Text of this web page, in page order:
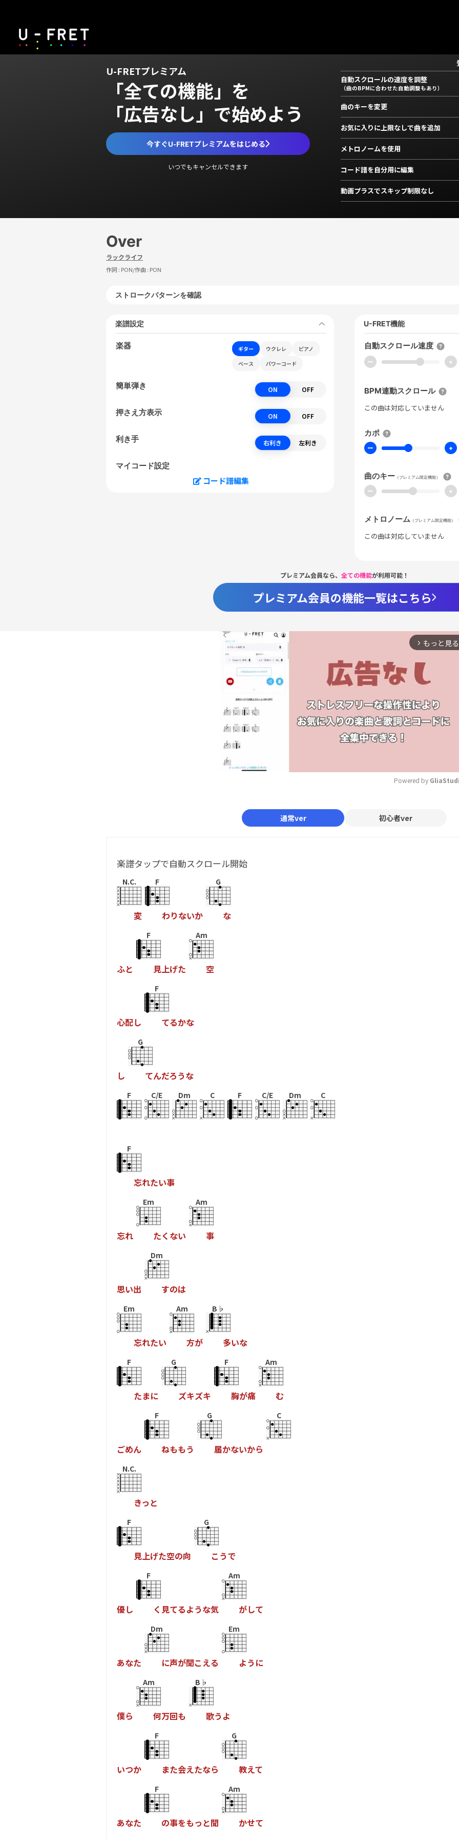
U-FRETプレミアム
「全ての機能」を
「広告なし」で始めよう
今すぐU-FRETプレミアムをはじめる
いつでもキャンセルできます
自動スクロールの速度を調整
（曲のBPMに合わせた自動調整もあり）
曲のキーを変更
お気に入りに上限なしで曲を追加
メトロノームを使用
コード譜を自分用に編集
動画プラスでスキップ制限なし
Over
ラックライフ
作詞 : PON/作曲 : PON
ストロークパターンを確認
楽譜設定
楽器 ギター ウクレレ
ピアノ
ベース
パワーコード
簡単弾き ON OFF
押さえ方表示 ON OFF
利き手 右利き 左利き
マイコード設定
コード譜編集
U-FRET機能
自動スクロール速度
ー +
BPM連動スクロール
この曲は対応していません
カポ
ー +
曲のキー （プレミアム限定機能）
ー +
メトロノーム （プレミアム限定機能）
この曲は対応していません
プレミアム会員なら、 全ての機能が利用可能！
プレミアム会員の機能一覧はこちら
arrow_forward_ios もっと見る
Powered by
通常ver 初心者ver
楽譜タップで自動スクロール開始
N.C.
変
F
わりないか
G
な
ふと
F
見上げた
Am
空
心配し
F
てるかな
し
G
てんだろうな
F C/E Dm C F C/E Dm C
F
忘れたい事
忘れ
Em
たく ない
Am
事
思い出
Dm
すのは
Em
忘れたい
Am
方が
B♭
多いな
F
たまに
G
ズキズキ
F
胸が痛
Am
む
ごめん
F
ねももう
G
届かないから
C
N.C.
きっ と
F
見上げた空の向
G
こ うで
優し
F
く 見てるような気
Am
がして
あなた
Dm
に声が聞こえる
Em
よう に
僕ら
Am
何万回も
B♭
歌う よ
いつか
F
また会えたなら
G
教えて
あなた
F
の事をもっ と聞
Am
かせて